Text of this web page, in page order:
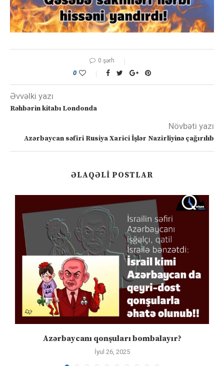
0 şərh
0
Əvvəlki yazı
Rəhbərin kitabı Londonda
Növbəti yazı
Azərbaycan səfiri Rusiya Xarici İşlər Nazirliyinə çağırılıb
ƏLAQƏLI POSTLAR
Azərbaycanı qonşuları bombalayır?
İyul 26, 2025